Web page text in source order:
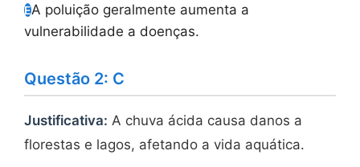
EA poluição geralmente aumenta a
vulnerabilidade a doenças.
Questão 2: C
Justificativa: A chuva ácida causa danos a
florestas e lagos, afetando a vida aquática.